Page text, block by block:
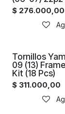
$ 276.000,00
Tornillos
09 (13)
Kit (18 Pcs)
$ 311.000,00